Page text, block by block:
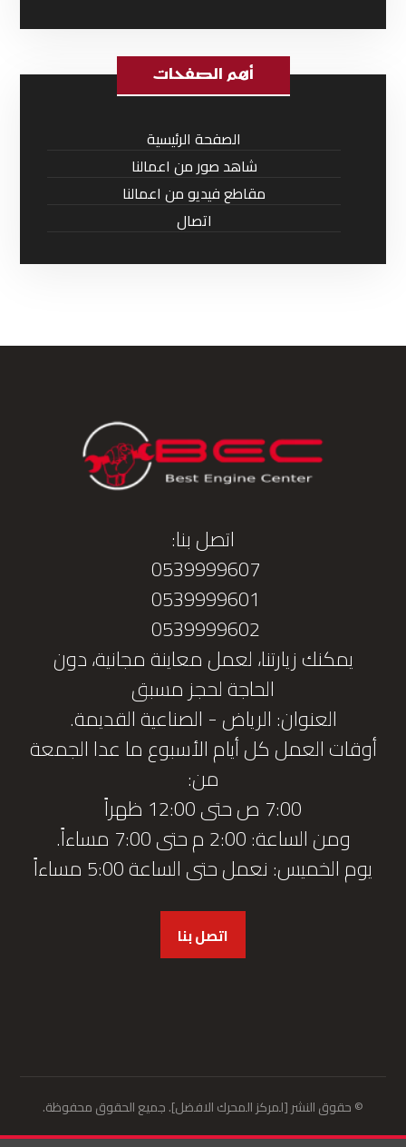
أهم الصفحات
الصفحة الرئيسية
شاهد صور من اعمالنا
مقاطع فيديو من اعمالنا
اتصال
اتصل بنا:
0539999607
0539999601
0539999602
يمكنك زيارتنا، لعمل معاينة مجانية، دون
الحاجة لحجز مسبق
العنوان: الرياض - الصناعية القديمة.
أوقات العمل كل أيام الأسبوع ما عدا الجمعة
من:
7:00 ص حتى 12:00 ظهراً
ومن الساعة: 2:00 م حتى 7:00 مساءاً.
يوم الخميس: نعمل حتى الساعة 5:00 مساءاً
اتصل بنا
© حقوق النشر [لمركز المحرك الافضل]. جميع الحقوق محفوظة.